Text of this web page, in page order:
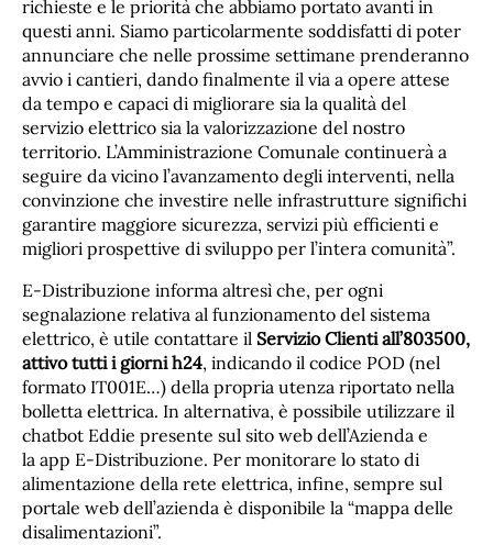
richieste e le priorità che abbiamo portato avanti in
questi anni. Siamo particolarmente soddisfatti di poter
annunciare che nelle prossime settimane prenderanno
avvio i cantieri, dando finalmente il via a opere attese
da tempo e capaci di migliorare sia la qualità del
servizio elettrico sia la valorizzazione del nostro
territorio. L’Amministrazione Comunale continuerà a
seguire da vicino l’avanzamento degli interventi, nella
convinzione che investire nelle infrastrutture significhi
garantire maggiore sicurezza, servizi più efficienti e
migliori prospettive di sviluppo per l’intera comunità”.
E-Distribuzione informa altresì che, per ogni
segnalazione relativa al funzionamento del sistema
elettrico, è utile contattare il Servizio Clienti all’803500,
attivo tutti i giorni h24, indicando il codice POD (nel
formato IT001E…) della propria utenza riportato nella
bolletta elettrica. In alternativa, è possibile utilizzare il
chatbot Eddie presente sul sito web dell’Azienda e
la app E-Distribuzione. Per monitorare lo stato di
alimentazione della rete elettrica, infine, sempre sul
portale web dell’azienda è disponibile la “mappa delle
disalimentazioni”.